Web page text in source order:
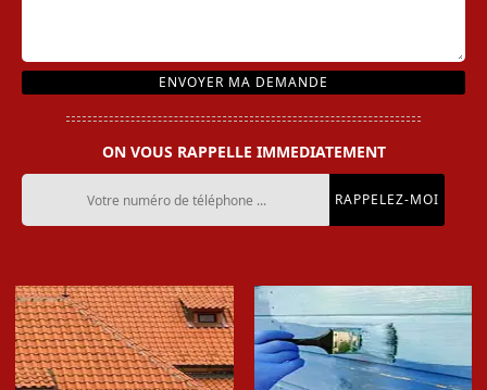
ON VOUS RAPPELLE IMMEDIATEMENT